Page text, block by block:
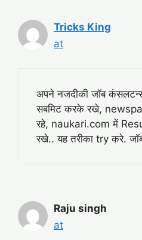
Tricks King
at
अपने नजदीकी जॉब
सबमिट करके रखे,
रहे, naukari.com में
रखे.. यह तरीका try करे.
Raju singh
at